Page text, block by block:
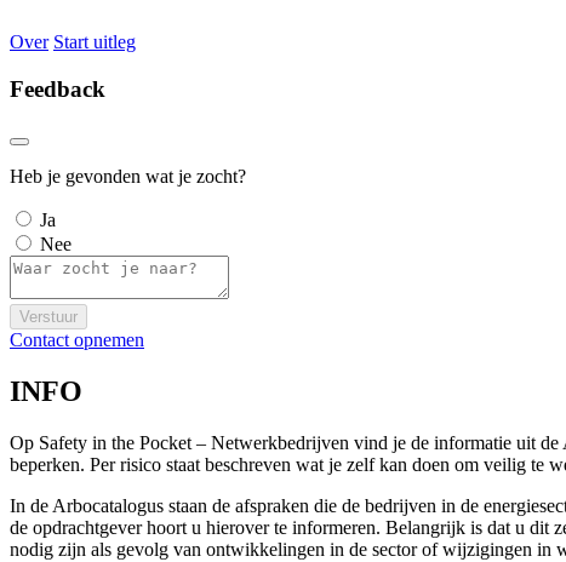
Over Start uitleg
Feedback
Heb je gevonden wat je zocht?
Ja
Nee
Verstuur
Contact opnemen
INFO
Op Safety in the Pocket – Netwerkbedrijven vind je de informatie uit de
beperken. Per risico staat beschreven wat je zelf kan doen om veilig te
In de Arbocatalogus staan de afspraken die de bedrijven in de
de opdrachtgever hoort u hierover te informeren. Belangrijk is dat u dit
nodig zijn als gevolg van ontwikkelingen in de sector of wijzigingen in